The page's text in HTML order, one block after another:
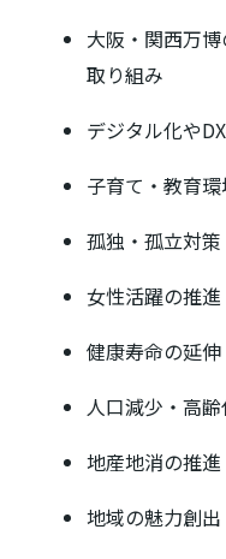
大阪・関西万
取り組み
デジタル化や
子育て・教育
孤独・孤立対策
女性活躍の推進
健康寿命の延伸
人口減少・高
地産地消の推進
地域の魅力創出